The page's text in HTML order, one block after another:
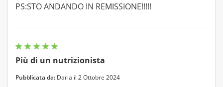
PS:STO ANDANDO IN REMISSIONE!!!!!
Più di un nutrizionista
Pubblicata da: Daria il 2 Ottobre 2024